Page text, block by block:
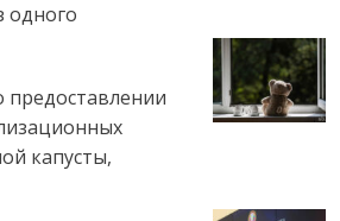
одного
предоставлении
капусты,